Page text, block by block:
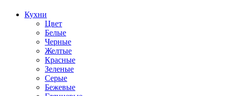
Кухни
Цвет
Белые
Черные
Желтые
Красные
Зеленые
Серые
Бежевые